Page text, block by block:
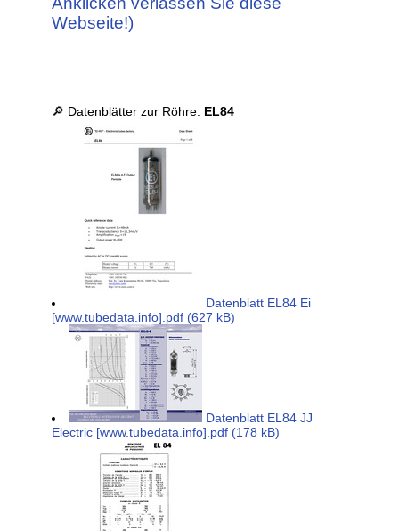
Webseite!)
🔎 Datenblätter zur Röhre: EL84
Datenblatt EL84 Ei
[www.tubedata.info].pdf (627 kB)
Datenblatt EL84 JJ
Electric [www.tubedata.info].pdf (178 kB)